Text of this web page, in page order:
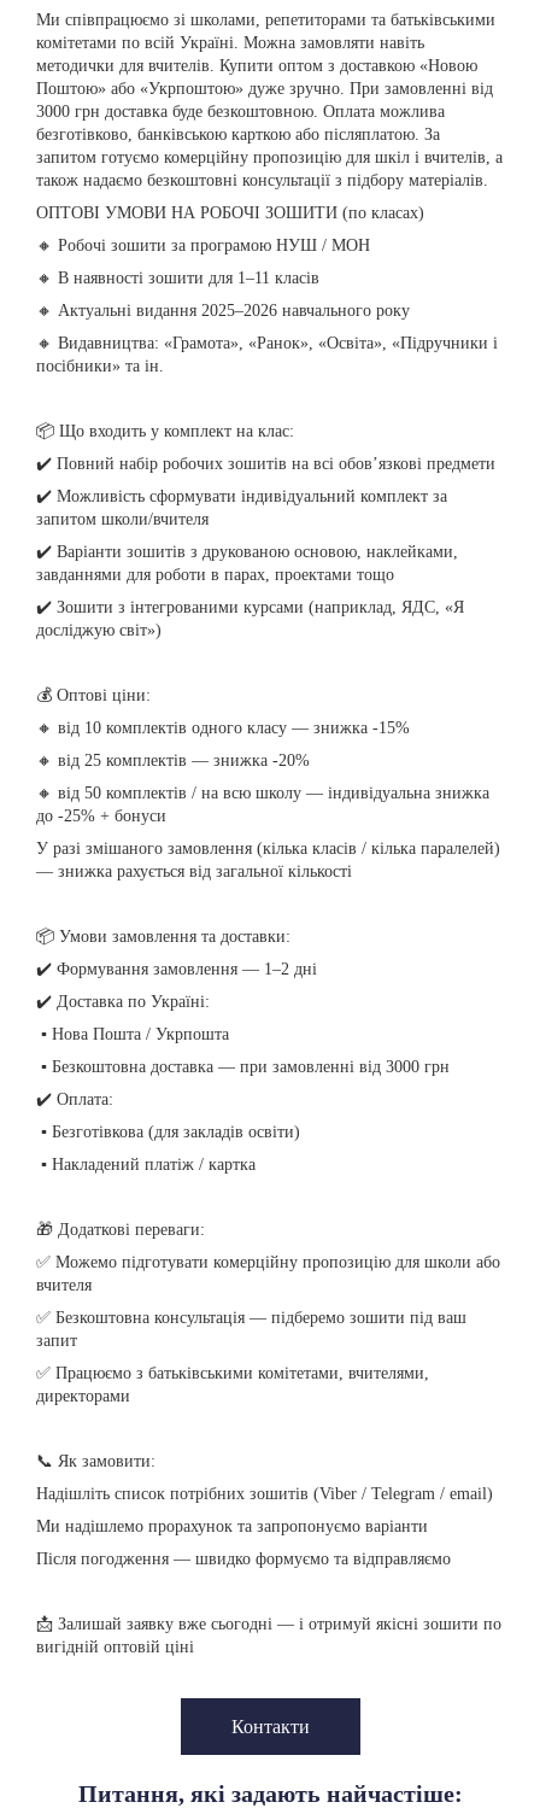
Ми співпрацюємо зі школами, репетиторами та батьківськими
комітетами по всій Україні. Можна замовляти навіть
методички для вчителів. Купити оптом з доставкою «Новою
Поштою» або «Укрпоштою» дуже зручно. При замовленні від
3000 грн доставка буде безкоштовною. Оплата можлива
безготівково, банківською карткою або післяплатою. За
запитом готуємо комерційну пропозицію для шкіл і вчителів, а
також надаємо безкоштовні консультації з підбору матеріалів.
ОПТОВІ УМОВИ НА РОБОЧІ ЗОШИТИ (по класах)
🔸 Робочі зошити за програмою НУШ / МОН
🔸 В наявності зошити для 1–11 класів
🔸 Актуальні видання 2025–2026 навчального року
🔸 Видавництва: «Грамота», «Ранок», «Освіта», «Підручники і
посібники» та ін.
📦 Що входить у комплект на клас:
✔️ Повний набір робочих зошитів на всі обов’язкові предмети
✔️ Можливість сформувати індивідуальний комплект за
запитом школи/вчителя
✔️ Варіанти зошитів з друкованою основою, наклейками,
завданнями для роботи в парах, проектами тощо
✔️ Зошити з інтегрованими курсами (наприклад, ЯДС, «Я
досліджую світ»)
💰 Оптові ціни:
🔸 від 10 комплектів одного класу — знижка -15%
🔸 від 25 комплектів — знижка -20%
🔸 від 50 комплектів / на всю школу — індивідуальна знижка
до -25% + бонуси
У разі змішаного замовлення (кілька класів / кілька паралелей)
— знижка рахується від загальної кількості
📦 Умови замовлення та доставки:
✔️ Формування замовлення — 1–2 дні
✔️ Доставка по Україні:
▪️ Нова Пошта / Укрпошта
▪️ Безкоштовна доставка — при замовленні від 3000 грн
✔️ Оплата:
▪️ Безготівкова (для закладів освіти)
▪️ Накладений платіж / картка
🎁 Додаткові переваги:
✅ Можемо підготувати комерційну пропозицію для школи або
вчителя
✅ Безкоштовна консультація — підберемо зошити під ваш
запит
✅ Працюємо з батьківськими комітетами, вчителями,
директорами
📞 Як замовити:
Надішліть список потрібних зошитів (Viber / Telegram / email)
Ми надішлемо прорахунок та запропонуємо варіанти
Після погодження — швидко формуємо та відправляємо
📩 Залишай заявку вже сьогодні — і отримуй якісні зошити по
вигідній оптовій ціні
Контакти
Питання, які задають найчастіше: